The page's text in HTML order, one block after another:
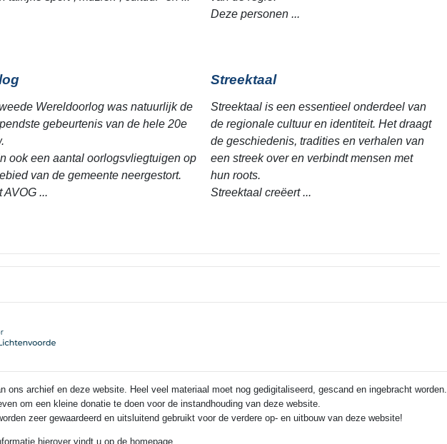
Deze personen ...
Wereldoorlog was natuurlijk de
gebeurtenis van de hele 20e
ook een aantal oorlogsvliegtuigen op
van de gemeente neergestort.
AVOG ...
Streektaal
Streektaal is een essentieel onderdeel van
de regionale cultuur en identiteit. Het draagt
de geschiedenis, tradities en verhalen van
een streek over en verbindt mensen met
hun roots.
Streektaal creëert ...
archief en deze website. Heel veel materiaal moet nog gedigitaliseerd, gescand en ingebracht worden.
om een kleine donatie te doen voor de instandhouding van deze website.
zeer gewaardeerd en uitsluitend gebruikt voor de verdere op- en uitbouw van deze website!
hierover vindt u op de homepage.